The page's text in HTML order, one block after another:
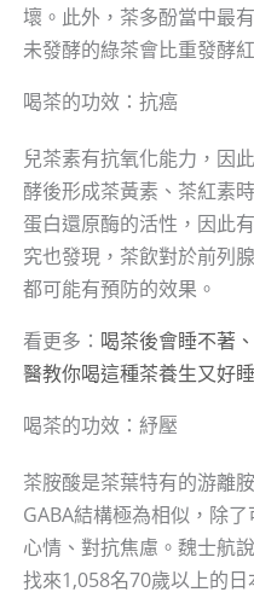
壞。此外，茶多酚當中最
未發酵的綠茶會比重發酵
喝茶的功效：抗癌
兒茶素有抗氧化能力，因
酵後形成茶黃素、茶紅素
蛋白還原酶的活性，因此
究也發現，茶飲對於前列
都可能有預防的效果。
看更多： 喝茶後會睡不著
醫教你喝這種茶養生又好睡
喝茶的功效：紓壓
茶胺酸是茶葉特有的游離
GABA結構極為相似，除
心情、對抗焦慮。魏士航
找來1,058名70歲以上的